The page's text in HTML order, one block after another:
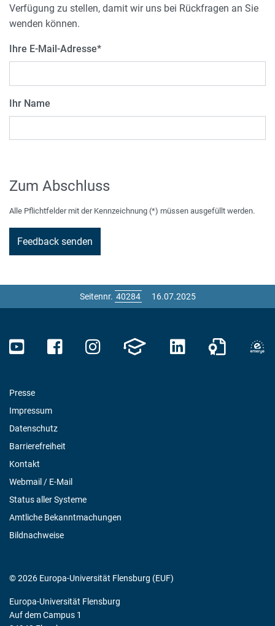
Verfügung zu stellen, damit wir uns bei Rückfragen an Sie
wenden können.
Ihre E-Mail-Adresse*
Ihr Name
Zum Abschluss
Alle Pflichtfelder mit der Kennzeichnung (*) müssen ausgefüllt werden.
Seitennr. 16.07.2025
Presse
Impressum
Datenschutz
Barrierefreiheit
Kontakt
Webmail / E-Mail
Status aller Systeme
Amtliche Bekanntmachungen
Bildnachweise
© 2026 Europa-Universität Flensburg (EUF)
Europa-Universität Flensburg
Auf dem Campus 1